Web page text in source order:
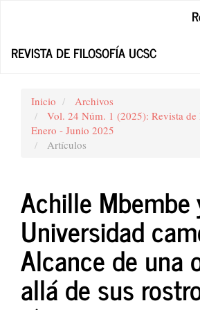
principal
REVISTA DE FILOSOFÍA UCSC
Inicio
Archivos
Vol. 24 Núm. 1 (2025): Revista de
Enero - Junio 2025
Artículos
Achille Mbembe
Universidad
Alcance de una
allá de sus